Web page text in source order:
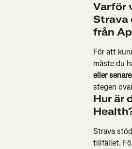
Varför
Strava
från
För att
måste du
eller
stegen
Hur är
Strava
tillfället.